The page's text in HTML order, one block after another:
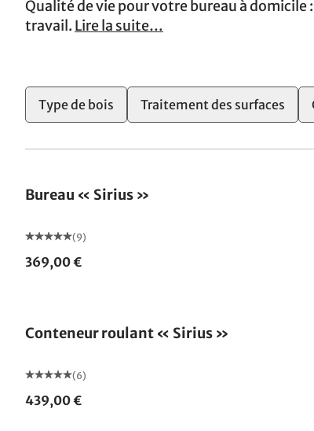
Qualité de vie pour votre bureau à
travail. Lire la suite…
Type de bois Traitement des surfaces
Bureau « Sirius »
(9)
369,00 €
Conteneur roulant « Sirius »
(6)
439,00 €